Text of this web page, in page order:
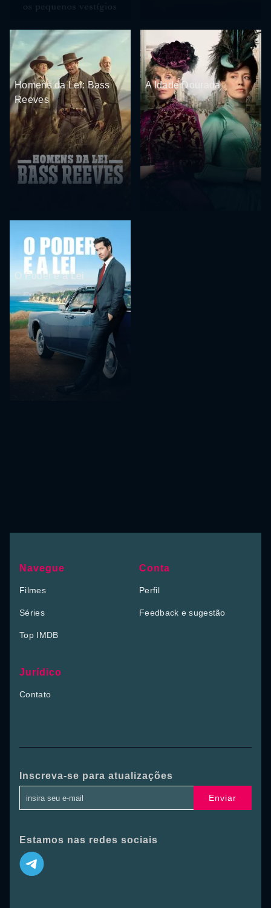
Homens da Lei: Bass
Reeves
A Idade Dourada
O Poder e a Lei
Navegue
Filmes
Séries
Top IMDB
Conta
Perfil
Feedback e sugestão
Jurídico
Contato
Inscreva-se para atualizações
Enviar
Estamos nas redes sociais